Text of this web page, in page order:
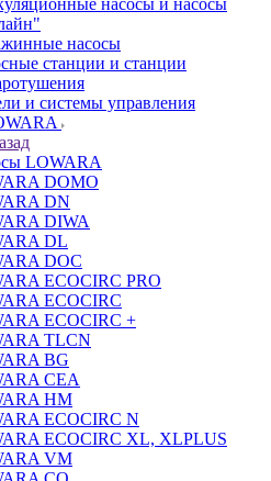
насосы и насосы
насосы
станции и станции
и системы управления
LOWARA
DOMO
DN
DIWA
DL
DOC
ECOCIRC PRO
ECOCIRC
ECOCIRC +
TLCN
BG
CEA
HM
ECOCIRC N
ECOCIRC XL, XLPLUS
VM